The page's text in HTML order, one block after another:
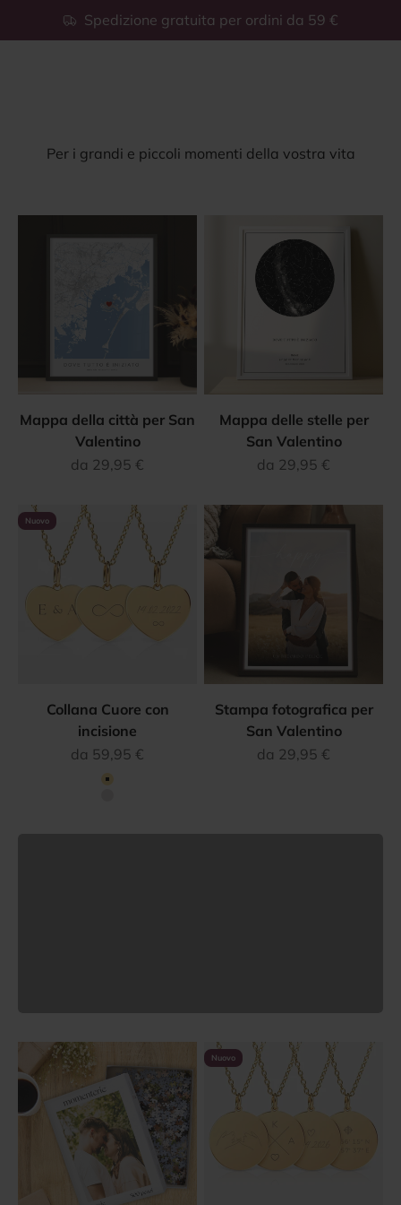
Spedizione gratuita per ordini da 59 €
Per i grandi e piccoli momenti della vostra vita
Mappa della città per San
Valentino
Prezzo scontato
da 29,95 €
Mappa delle stelle per
San Valentino
Prezzo scontato
da 29,95 €
Nuovo
Collana Cuore con
incisione
Prezzo scontato
da 59,95 €
Colore
Stampa fotografica per
San Valentino
Prezzo scontato
da 29,95 €
Nuovo